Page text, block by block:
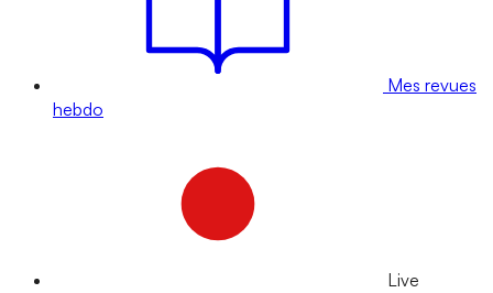
Mes revues
hebdo
Live